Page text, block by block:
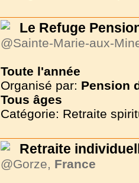
Le Refuge
@Sainte-Marie-aux-
Toute l'année
Organisé par: Pension
Tous âges
Catégorie: Retraite
Retraite
@Gorze, France